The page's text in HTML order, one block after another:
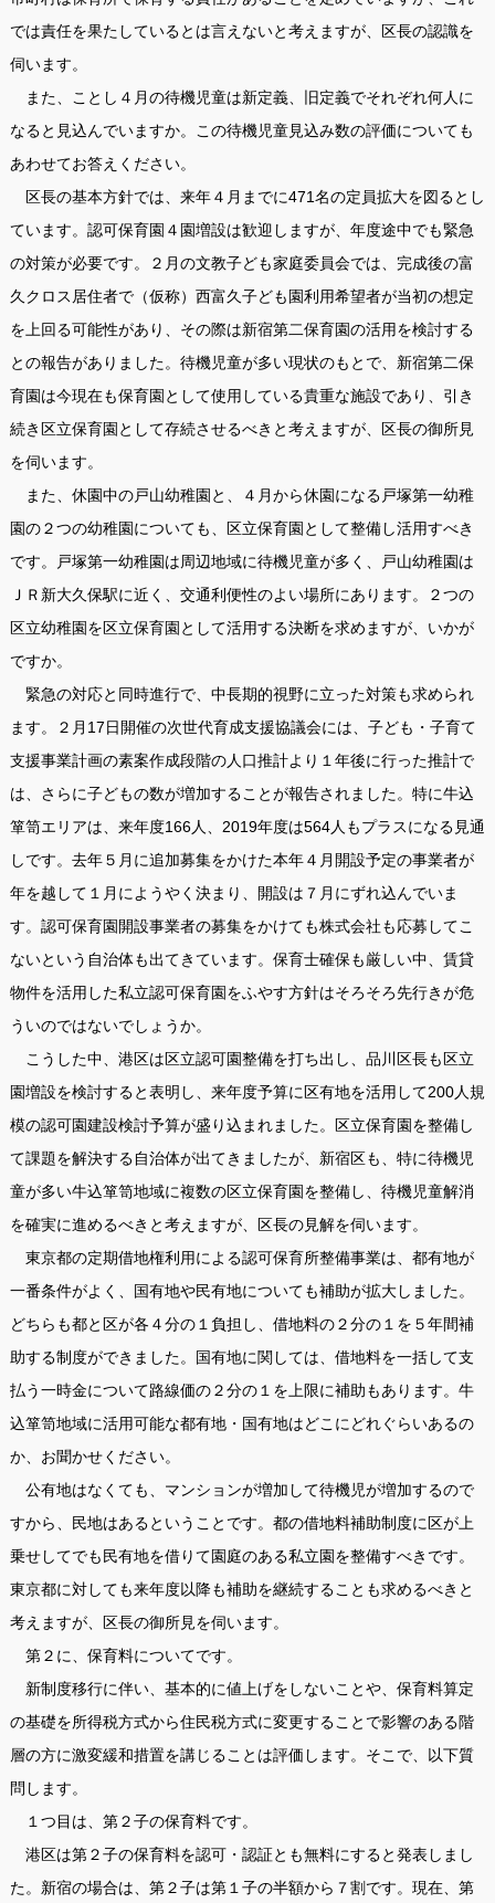
では責任を果たしているとは言えないと考えますが、区長の認識を
伺います。
また、ことし４月の待機児童は新定義、旧定義でそれぞれ何人に
なると見込んでいますか。この待機児童見込み数の評価についても
あわせてお答えください。
区長の基本方針では、来年４月までに471名の定員拡大を図るとし
ています。認可保育園４園増設は歓迎しますが、年度途中でも緊急
の対策が必要です。２月の文教子ども家庭委員会では、完成後の富
久クロス居住者で（仮称）西富久子ども園利用希望者が当初の想定
を上回る可能性があり、その際は新宿第二保育園の活用を検討する
との報告がありました。待機児童が多い現状のもとで、新宿第二保
育園は今現在も保育園として使用している貴重な施設であり、引き
続き区立保育園として存続させるべきと考えますが、区長の御所見
を伺います。
また、休園中の戸山幼稚園と、４月から休園になる戸塚第一幼稚
園の２つの幼稚園についても、区立保育園として整備し活用すべき
です。戸塚第一幼稚園は周辺地域に待機児童が多く、戸山幼稚園は
ＪＲ新大久保駅に近く、交通利便性のよい場所にあります。２つの
区立幼稚園を区立保育園として活用する決断を求めますが、いかが
ですか。
緊急の対応と同時進行で、中長期的視野に立った対策も求められ
ます。２月17日開催の次世代育成支援協議会には、子ども・子育て
支援事業計画の素案作成段階の人口推計より１年後に行った推計で
は、さらに子どもの数が増加することが報告されました。特に牛込
箪笥エリアは、来年度166人、2019年度は564人もプラスになる見通
しです。去年５月に追加募集をかけた本年４月開設予定の事業者が
年を越して１月にようやく決まり、開設は７月にずれ込んでいま
す。認可保育園開設事業者の募集をかけても株式会社も応募してこ
ないという自治体も出てきています。保育士確保も厳しい中、賃貸
物件を活用した私立認可保育園をふやす方針はそろそろ先行きが危
ういのではないでしょうか。
こうした中、港区は区立認可園整備を打ち出し、品川区長も区立
園増設を検討すると表明し、来年度予算に区有地を活用して200人規
模の認可園建設検討予算が盛り込まれました。区立保育園を整備し
て課題を解決する自治体が出てきましたが、新宿区も、特に待機児
童が多い牛込箪笥地域に複数の区立保育園を整備し、待機児童解消
を確実に進めるべきと考えますが、区長の見解を伺います。
東京都の定期借地権利用による認可保育所整備事業は、都有地が
一番条件がよく、国有地や民有地についても補助が拡大しました。
どちらも都と区が各４分の１負担し、借地料の２分の１を５年間補
助する制度ができました。国有地に関しては、借地料を一括して支
払う一時金について路線価の２分の１を上限に補助もあります。牛
込箪笥地域に活用可能な都有地・国有地はどこにどれぐらいあるの
か、お聞かせください。
公有地はなくても、マンションが増加して待機児が増加するので
すから、民地はあるということです。都の借地料補助制度に区が上
乗せしてでも民有地を借りて園庭のある私立園を整備すべきです。
東京都に対しても来年度以降も補助を継続することも求めるべきと
考えますが、区長の御所見を伺います。
第２に、保育料についてです。
新制度移行に伴い、基本的に値上げをしないことや、保育料算定
の基礎を所得税方式から住民税方式に変更することで影響のある階
層の方に激変緩和措置を講じることは評価します。そこで、以下質
問します。
１つ目は、第２子の保育料です。
港区は第２子の保育料を認可・認証とも無料にすると発表しまし
た。新宿の場合は、第２子は第１子の半額から７割です。現在、第